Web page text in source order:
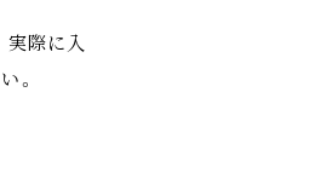
実際に入
。